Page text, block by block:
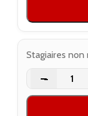
Stagiaires non
-